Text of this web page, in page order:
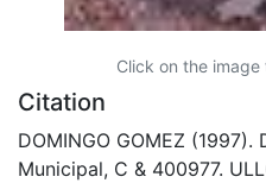
Click on the
Citation
DOMINGO GOMEZ
Municipal, C & 400977.